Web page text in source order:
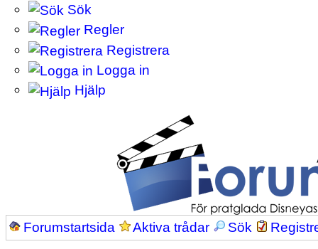
Sök
Regler
Registrera
Logga in
Hjälp
Forumstartsida Aktiva trådar Sök